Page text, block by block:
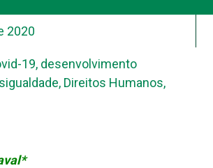
2020
19, desenvolvimento
, Direitos Humanos,